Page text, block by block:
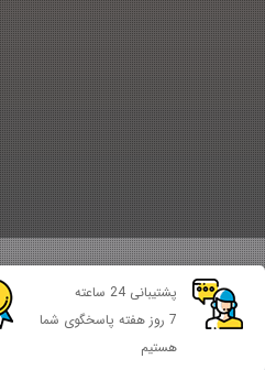
پشتیبانی 24 ساعته
7 روز هفته پاسخگوی شما
هستیم